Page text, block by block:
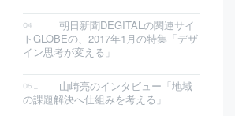
朝日新聞DEGITALの関連サイ
トGLOBEの、2017年1月の特集「デザ
イン思考が変える」
山崎亮のインタビュー「地域
の課題解決へ仕組みを考える」